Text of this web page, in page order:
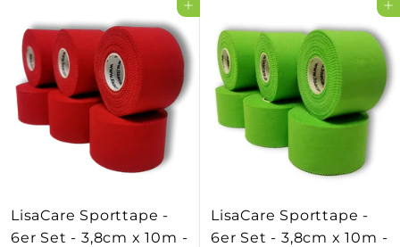
7
9
,
4
9
Ajouter au panier
LisaCare Sporttape -
6er Set - 3,8cm x 10m -
Ajouter au panier
LisaCare Sporttape -
6er Set - 3,8cm x 10m -